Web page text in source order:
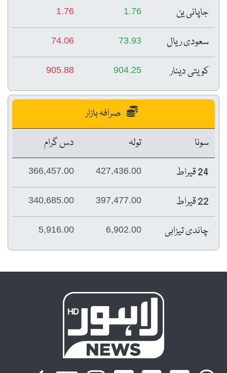
جاپانی ین 1.76
1.76
سعودی ریال 73.93
74.06
کویتی دینار 904.25
905.88
صرافہ بازار
سونا
تولہ
دس گرام
24 قیراط
427,436.00
366,457.00
22 قیراط 397,477.00
340,685.00
چاندی تیزابی 6,902.00
5,916.00